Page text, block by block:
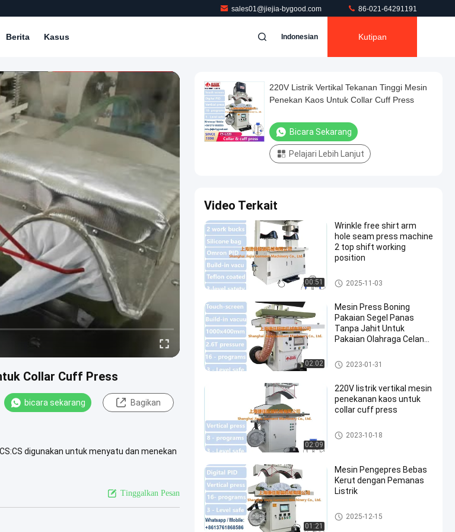
sales01@jiejia-bygood.com 86-021-64291191
Berita Kasus Indonesian Kutipan
Collar Cuff Press
bicara sekarang Bagikan
digunakan untuk menyatu dan menekan
Tinggalkan Pesan
220V Listrik Vertikal Tekanan Tinggi Mesin
Penekan Kaos Untuk Collar Cuff Press
Bicara Sekarang
Pelajari Lebih Lanjut
Video Terkait
00:51
Wrinkle free shirt arm
hole seam press machine
2 top shift working
position
Mesin Penekan Baju
2025-11-03
02:02
Mesin Press Boning
Pakaian Segel Panas
Tanpa Jahit Untuk
Pakaian Olahraga Celana
Mesin Penekan Baju
2023-01-31
02:09
220V listrik vertikal mesin
penekanan kaos untuk
collar cuff press
Mesin Penekan Baju
2023-10-18
01:21
Mesin Pengepres Bebas
Kerut dengan Pemanas
Listrik
Mesin Penekan Baju
2025-12-15